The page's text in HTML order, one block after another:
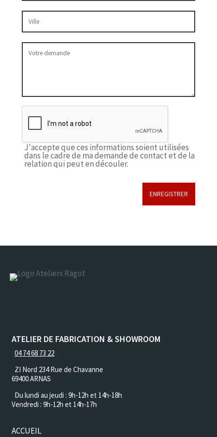
J'accepte que ces informations soient utilisées
dans le cadre de ma demande de contact et de la
relation qui peut en découler.
ENREGISTRER
ATELIER DE FABRICATION & SHOWROOM
04 74 68 73 22
ZI Nord 234 Rue de Chavanne
69400 ARNAS
Du lundi au jeudi : 9h-12h et 14h-18h
Vendredi : 9h-12h et 14h-17h
ACCUEIL